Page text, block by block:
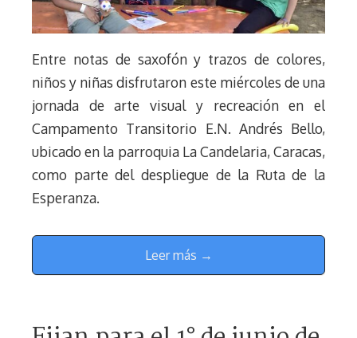
Entre notas de saxofón y trazos de colores,
niños y niñas disfrutaron este miércoles de una
jornada de arte visual y recreación en el
Campamento Transitorio E.N. Andrés Bello,
ubicado en la parroquia La Candelaria, Caracas,
como parte del despliegue de la Ruta de la
Esperanza.
Leer más →